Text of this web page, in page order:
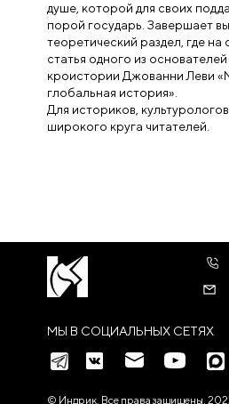
душе, которой для своих
порой государь. Завершает
теоретический раздел, где на
статья одного из
кроистории Джованни Леви
глобальная история».
Для историков,
широкого круга читателей.
МЫ В СОЦИАЛЬНЫХ СЕТЯХ
© Индрик. Все права защищены,